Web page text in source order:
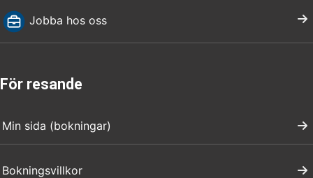
Jobba hos oss
För resande
Min sida (bokningar)
Bokningsvillkor